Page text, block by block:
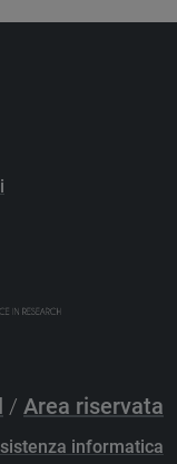
/ Area riservata
informatica